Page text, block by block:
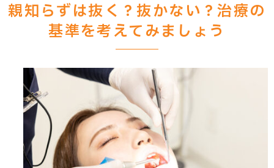
親知らずは抜く？抜かない？治療の
基準を考えてみましょう